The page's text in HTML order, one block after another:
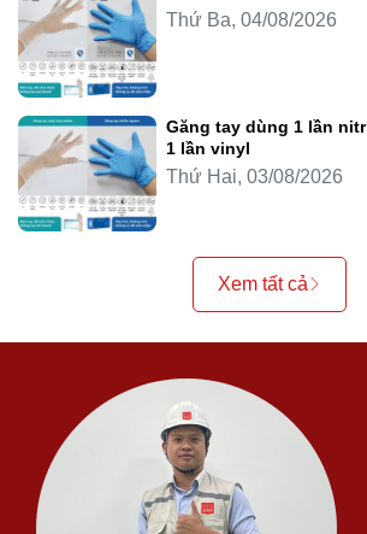
Thứ Ba, 04/08/2026
Găng tay dùng 1 lần nitrile, Găng tay
1 lần vinyl
Thứ Hai, 03/08/2026
Xem tất cả